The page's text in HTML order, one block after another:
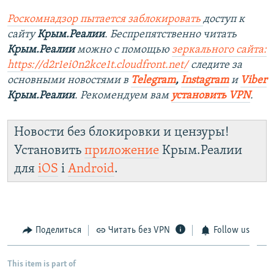
Роскомнадзор пытается заблокировать доступ к
сайтуКрым.Реалии. Беспрепятственно читать
Крым.Реалииможно с помощью зеркального сайта:
https://d2r1ei0n2kce1t.cloudfront.net/следите за
основными новостями в Telegram, Instagramи Viber
Крым.Реалии. Рекомендуем вам установить VPN.
Новости без блокировки и цензуры!
Установить приложение Крым.Реалии
для iOS і Android.
Поделиться Читать без VPN Follow us
This item is part of